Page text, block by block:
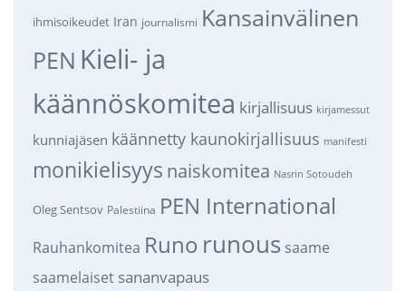
ihmisoikeudet Iran journalismi Kansainvälinen
PEN Kieli- ja
käännöskomitea kirjallisuus kirjamessut
kunniajäsen käännetty kaunokirjallisuus manifesti
monikielisyys naiskomitea Nasrin Sotoudeh
Oleg Sentsov Palestiina PEN International
Rauhankomitea Runo runous saame
saamelaiset sananvapaus